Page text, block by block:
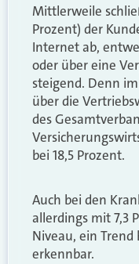
Mittlerweile
Prozent) der
Internet ab,
oder über eine
steigend. Denn
über die
des
bei 18,5 Prozent.
Auch bei den
allerdings mit 7,3
Niveau, ein
erkennbar.